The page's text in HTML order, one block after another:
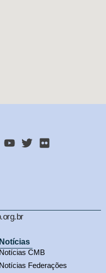
Notícias
Notícias CMB
Notícias Federações